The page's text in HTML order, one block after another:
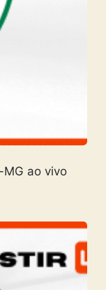
ao vivo